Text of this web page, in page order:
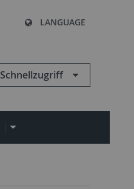
LANGUAGE
Schnellzugriff